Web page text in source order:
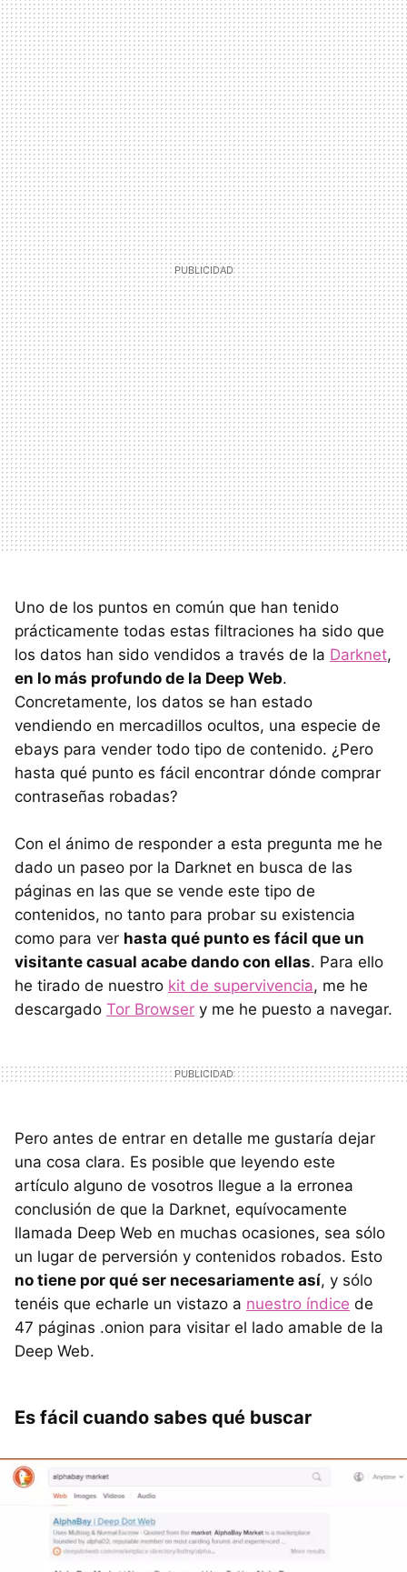
Uno de los puntos en común que han tenido
prácticamente todas estas filtraciones ha sido que
los datos han sido vendidos a través de la Darknet,
en lo más profundo de la Deep Web.
Concretamente, los datos se han estado
vendiendo en mercadillos ocultos, una especie de
ebays para vender todo tipo de contenido. ¿Pero
hasta qué punto es fácil encontrar dónde comprar
contraseñas robadas?
Con el ánimo de responder a esta pregunta me he
dado un paseo por la Darknet en busca de las
páginas en las que se vende este tipo de
contenidos, no tanto para probar su existencia
como para ver hasta qué punto es fácil que un
visitante casual acabe dando con ellas. Para ello
he tirado de nuestro kit de supervivencia, me he
descargado Tor Browser y me he puesto a navegar.
Pero antes de entrar en detalle me gustaría dejar
una cosa clara. Es posible que leyendo este
artículo alguno de vosotros llegue a la erronea
conclusión de que la Darknet, equívocamente
llamada Deep Web en muchas ocasiones, sea sólo
un lugar de perversión y contenidos robados. Esto
no tiene por qué ser necesariamente así, y sólo
tenéis que echarle un vistazo a nuestro índice de
47 páginas .onion para visitar el lado amable de la
Deep Web.
Es fácil cuando sabes qué buscar